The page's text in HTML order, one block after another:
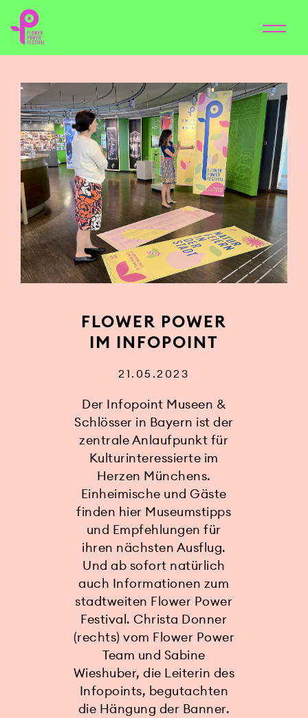
FLOWER POWER
IM INFOPOINT
21.05.2023
Der Infopoint Museen &
Schlösser in Bayern ist der
zentrale Anlaufpunkt für
Kulturinteressierte im
Herzen Münchens.
Einheimische und Gäste
finden hier Museumstipps
und Empfehlungen für
ihren nächsten Ausflug.
Und ab sofort natürlich
auch Informationen zum
stadtweiten Flower Power
Festival. Christa Donner
(rechts) vom Flower Power
Team und Sabine
Wieshuber, die Leiterin des
Infopoints, begutachten
die Hängung der Banner.